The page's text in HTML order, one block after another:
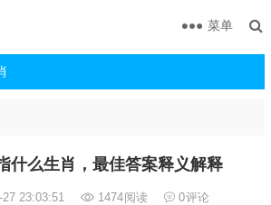
菜单
什么生肖，最佳答案释义解释
23:03:51 1474阅读 0评论